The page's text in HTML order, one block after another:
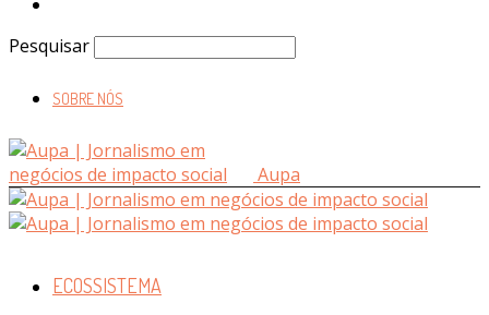
Pesquisar
SOBRE NÓS
Aupa
ECOSSISTEMA